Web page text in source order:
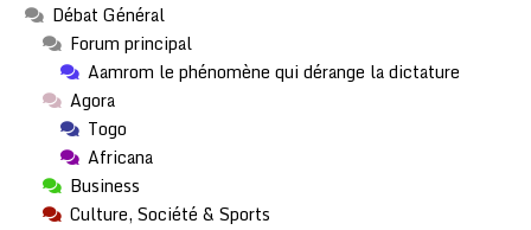
Débat Général
Forum principal
Aamrom le phénomène qui dérange la dictature
Agora
Togo
Africana
Business
Culture, Société & Sports